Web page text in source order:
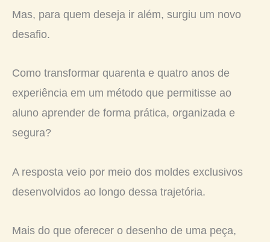
Mas, para quem deseja ir além, surgiu um novo
desafio.
Como transformar quarenta e quatro anos de
experiência em um método que permitisse ao
aluno aprender de forma prática, organizada e
segura?
A resposta veio por meio dos moldes exclusivos
desenvolvidos ao longo dessa trajetória.
Mais do que oferecer o desenho de uma peça,